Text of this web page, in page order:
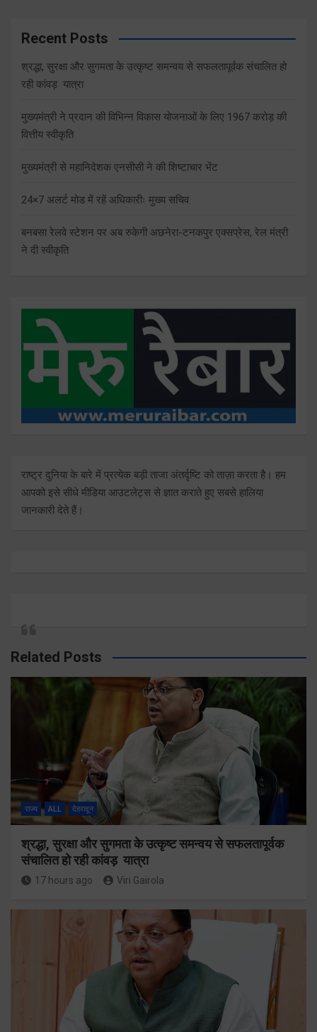
Recent Posts
श्रद्धा, सुरक्षा और सुगमता के उत्कृष्ट समन्वय से सफलतापूर्वक संचालित हो
रही कांवड़ यात्रा
मुख्यमंत्री ने प्रदान की विभिन्न विकास योजनाओं के लिए 1967 करोड़ की
वित्तीय स्वीकृति
मुख्यमंत्री से महानिदेशक एनसीसी ने की शिष्टाचार भेंट
24×7 अलर्ट मोड में रहें अधिकारीः मुख्य सचिव
बनबसा रेलवे स्टेशन पर अब रुकेगी अछनेरा-टनकपुर एक्सप्रेस, रेल मंत्री
ने दी स्वीकृति
राष्ट्र दुनिया के बारे में प्रत्येक बड़ी ताजा अंतर्दृष्टि को ताज़ा करता है। हम
आपको इसे सीधे मीडिया आउटलेट्स से ज्ञात कराते हुए सबसे हालिया
जानकारी देते हैं।
Related Posts
राज्य ALL देहरादून
श्रद्धा, सुरक्षा और सुगमता के उत्कृष्ट समन्वय से सफलतापूर्वक
संचालित हो रही कांवड़ यात्रा
17 hours ago Viri Gairola